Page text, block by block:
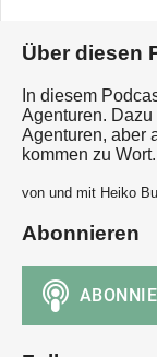
Über diesen
In diesem
Agenturen.
Agenturen, aber
kommen zu Wort.
von und mit Heiko
Abonnieren